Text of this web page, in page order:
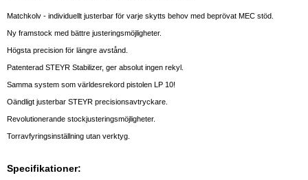
Matchkolv - individuellt justerbar för varje skytts behov med beprövat MEC stöd.
Ny framstock med bättre justeringsmöjligheter.
Högsta precision för längre avstånd.
Patenterad STEYR Stabilizer, ger absolut ingen rekyl.
Samma system som världesrekord pistolen LP 10!
Oändligt justerbar STEYR precisionsavtryckare.
Revolutionerande stockjusteringsmöjligheter.
Torravfyringsinställning utan verktyg.
Specifikationer: